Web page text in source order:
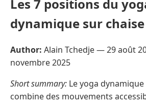
Les 7 positions du
dynamique sur chaise
Author: Alain Tchedje —29 août
novembre 2025
Short summary: Le yoga
combine des mouvements